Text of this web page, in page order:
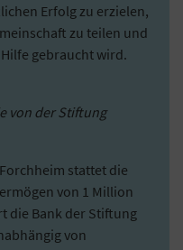
Erfolg zu erzielen,
zu teilen und
gebraucht wird.
von der Stiftung
stattet die
von 1 Million
die Bank der Stiftung
von